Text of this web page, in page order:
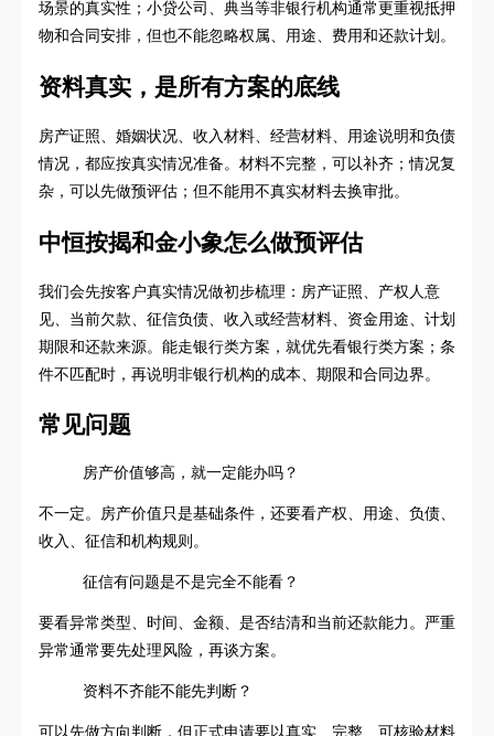
场景的真实性；小贷公司、典当等非银行机构通常更重视抵押
物和合同安排，但也不能忽略权属、用途、费用和还款计划。
资料真实，是所有方案的底线
房产证照、婚姻状况、收入材料、经营材料、用途说明和负债
情况，都应按真实情况准备。材料不完整，可以补齐；情况复
杂，可以先做预评估；但不能用不真实材料去换审批。
中恒按揭和金小象怎么做预评估
我们会先按客户真实情况做初步梳理：房产证照、产权人意
见、当前欠款、征信负债、收入或经营材料、资金用途、计划
期限和还款来源。能走银行类方案，就优先看银行类方案；条
件不匹配时，再说明非银行机构的成本、期限和合同边界。
常见问题
房产价值够高，就一定能办吗？
不一定。房产价值只是基础条件，还要看产权、用途、负债、
收入、征信和机构规则。
征信有问题是不是完全不能看？
要看异常类型、时间、金额、是否结清和当前还款能力。严重
异常通常要先处理风险，再谈方案。
资料不齐能不能先判断？
可以先做方向判断，但正式申请要以真实、完整、可核验材料